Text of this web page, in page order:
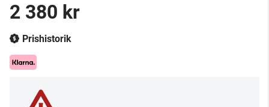
2 380 kr
Prishistorik